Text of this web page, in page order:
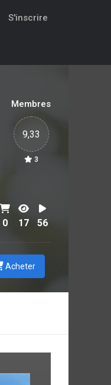
S'inscrire
Membres
9,33
3
0 17 56
Acheter